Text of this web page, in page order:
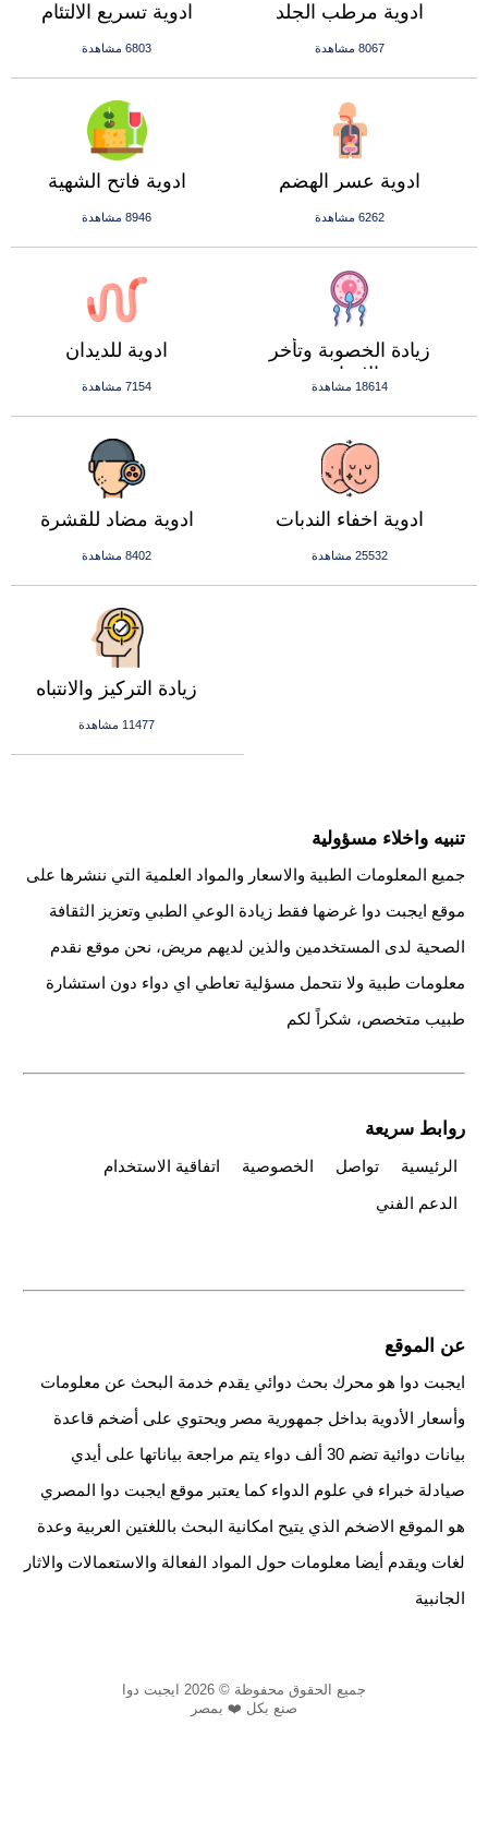
ادوية تسريع الالتئام
6803 مشاهدة
ادوية مرطب الجلد
8067 مشاهدة
ادوية فاتح الشهية
8946 مشاهدة
ادوية عسر الهضم
6262 مشاهدة
ادوية للديدان
7154 مشاهدة
زيادة الخصوبة وتأخر
الانجاب
18614 مشاهدة
ادوية مضاد للقشرة
8402 مشاهدة
ادوية اخفاء الندبات
25532 مشاهدة
زيادة التركيز والانتباه
11477 مشاهدة
تنبيه واخلاء مسؤولية
جميع المعلومات الطبية والاسعار والمواد العلمية التي ننشرها على
موقع ايجبت دوا غرضها فقط زيادة الوعي الطبي وتعزيز الثقافة
الصحية لدى المستخدمين والذين لديهم مريض، نحن موقع نقدم
معلومات طبية ولا نتحمل مسؤلية تعاطي اي دواء دون استشارة
طبيب متخصص، شكراً لكم
روابط سريعة
الرئيسية تواصل الخصوصية
اتفاقية الاستخدام
الدعم الفني
عن الموقع
ايجبت دوا هو محرك بحث دوائي يقدم خدمة البحث عن معلومات
وأسعار الأدوية بداخل جمهورية مصر ويحتوي على أضخم قاعدة
بيانات دوائية تضم 30 ألف دواء يتم مراجعة بياناتها على أيدي
صيادلة خبراء في علوم الدواء كما يعتبر موقع ايجبت دوا المصري
هو الموقع الاضخم الذي يتيح امكانية البحث باللغتين العربية وعدة
لغات ويقدم أيضا معلومات حول المواد الفعالة والاستعمالات والاثار
الجانبية
جميع الحقوق محفوظة © 2026 ايجبت دوا
صنع بكل ❤️ بمصر